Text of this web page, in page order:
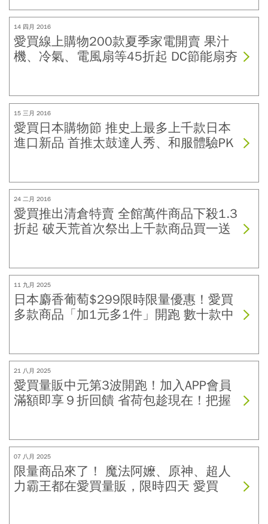
14 四月 2016
愛買線上購物200款夏季家電開賣 果汁
機、冷氣、電風扇等45折起 DC節能扇夯
15 三月 2016
愛買日本購物節 推史上最多上千款日本
進口新品 首推太鼓達人秀、和服體驗PK
24 二月 2016
愛買推出清倉特賣 全館萬件商品下殺1.3
折起 破天荒首次祭出上千款商品買一送
11 九月 2025
日本麝香葡萄$299限時限量優惠！愛買
多款商品「加1元多1件」開跑 數十款中
21 八月 2025
愛買量販中元第3波開跑！加入APP會員
滿額即享９折回饋 省荷包趁現在！把握
07 八月 2025
限量商品來了！ 魔法阿嬤、原神、超人
力霸王都在愛買量販，限時四天 愛買